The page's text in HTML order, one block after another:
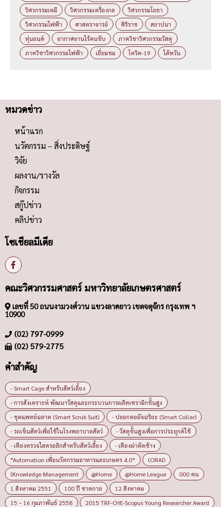
วิศวกรรมเคมี
วิศวกรรมเครื่องกล
วิศวกรรมโยธา
วิศวกรรมไฟฟ้า
ศาสตราจารย์ ศิริราช
สถาปนา
หุ่นยนต์
อากาศยานไร้คนขับ
ภาควิชาวิศวกรรมวัสดุ
ภาควิชาวิศวกรรมไฟฟ้า
เยี่ยมชม โควิด-19 ไต้หวัน
หมวดข่าว
หน้าแรก
นวัตกรรม – สิ่งประดิษฐ์
วิจัย
ผลงาน/รางวัล
กิจกรรม
สกู๊ปข่าว
คลิปข่าว
โซเชียลมีเดีย
คณะวิศวกรรมศาสตร์ มหาวิทยาลัยเกษตรศาสตร์
เลขที่ 50 ถนนงามวงศ์วาน แขวงลาดยาว เขตจตุจักร กรุงเทพ ฯ
10900
(02) 797-0999
(02) 579-2775
คำสำคัญ
- Smart Cage สำหรับสัตว์เลี้ยง
- การสังเคราะห์ พัฒนาวัสดุและกระบวนการผลิตเซรามิกขั้นสูง
- ชุดแพทย์ฉลาด (Smart Scrub Suit)
- ปลอกคออัจฉริยะ (Smart Collar)
- รถเข็นสัตว์เพื่อใช้ในโรงพยาบาลสัตว์
- วัสดุขั้นสูงเพื่อการประยุกต์ใช้
- เตียงตรวจไฮดรอลิกสำหรับสัตว์เลี้ยง
- เตียงผ่าตัดช้าง
“Automation เพื่อนวัตกรรมอาหารและเกษตร 4.0”
(CIRAD
(Knowledge Management
@Home @Home League
000 คน
1 สิงหาคม 2551
100 ปี ชาตกาล
12 สิงหาคม
15 – 16 กุมภาพันธ์ 2558
2015 TRF-CHE-Scopus Young Researcher Award